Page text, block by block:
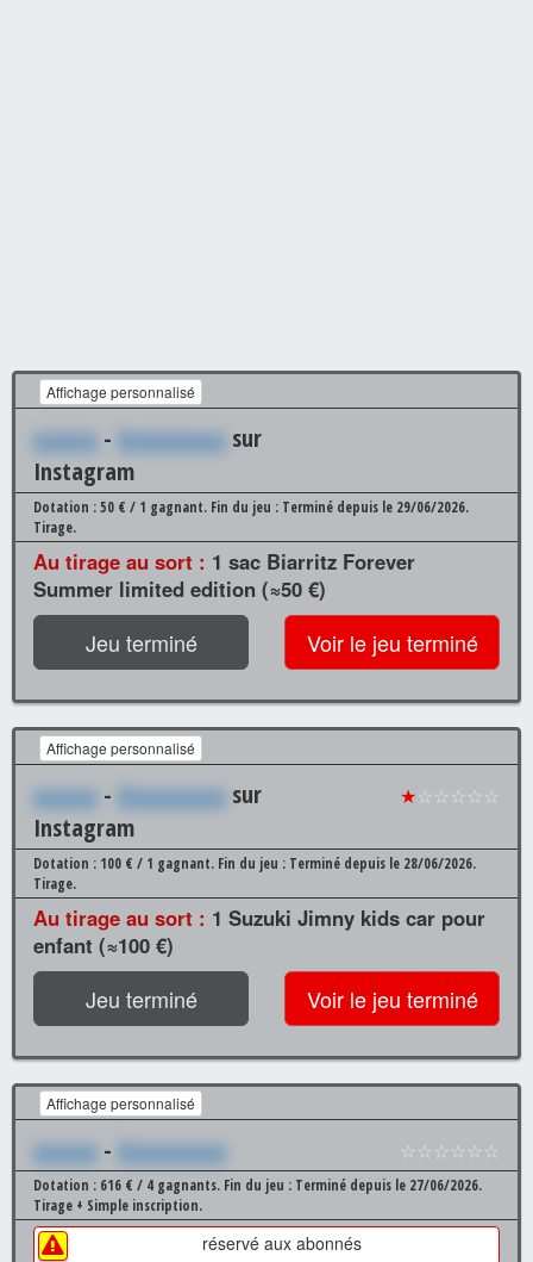
Affichage personnalisé
xxxxxx - Xxxxxxxxxx sur
Instagram
Dotation : 50 € / 1 gagnant. Fin du jeu : Terminé depuis le 29/06/2026.
Tirage.
Au tirage au sort : 1 sac Biarritz Forever
Summer limited edition (≈50 €)
Jeu terminé Voir le jeu terminé
Affichage personnalisé
xxxxxx - Xxxxxxxxxx sur
Instagram
★☆☆☆☆☆
Dotation : 100 € / 1 gagnant. Fin du jeu : Terminé depuis le 28/06/2026.
Tirage.
Au tirage au sort : 1 Suzuki Jimny kids car pour
enfant (≈100 €)
Jeu terminé Voir le jeu terminé
Affichage personnalisé
xxxxxx - Xxxxxxxxxx ☆☆☆☆☆☆
Dotation : 616 € / 4 gagnants. Fin du jeu : Terminé depuis le 27/06/2026.
Tirage + Simple inscription.
réservé aux abonnés